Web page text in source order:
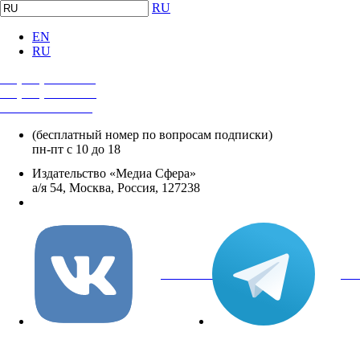
RU
EN
RU
(бесплатный номер по вопросам подписки)
пн-пт с 10 до 18
Издательство «Медиа Сфера»
а/я 54, Москва, Россия, 127238
вКонтакте